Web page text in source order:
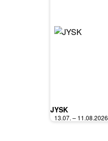
JYSK
13.07. – 11.08.2026